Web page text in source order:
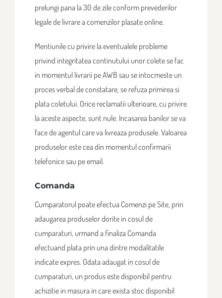
prelungi pana la 30 de zile conform prevederilor
legale de livrare a comenzilor plasate online.
Mentiunile cu privire la eventualele probleme
privind integritatea continutului unor colete se fac
in momentul livrarii pe AWB sau se intocmeste un
proces verbal de constatare, se refuza primirea si
plata coletului. Orice reclamatii ulterioare, cu privire
la aceste aspecte, sunt nule. Incasarea banilor se va
face de agentul care va livreaza produsele. Valoarea
produselor este cea din momentul confirmarii
telefonice sau pe email.
Comanda
Cumparatorul poate efectua Comenzi pe Site, prin
adaugarea produselor dorite in cosul de
cumparaturi, urmand a finaliza Comanda
efectuand plata prin una dintre modalitatile
indicate expres. Odata adaugat in cosul de
cumparaturi, un produs este disponibil pentru
achizitie in masura in care exista stoc disponibil